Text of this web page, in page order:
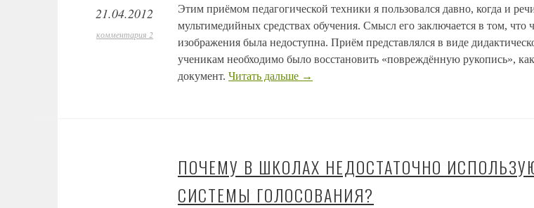
21.04.2012
комментария 2
Этим приёмом педагогической техники я пользовался давно, когда и
мультимедийных средствах обучения. Смысл его заключается в том, что
изображения была недоступна. Приём представлялся в виде
ученикам необходимо было восстановить «повреждённую рукопись»,
документ. Читать дальше →
ПОЧЕМУ В ШКОЛАХ НЕДОСТАТОЧНО
СИСТЕМЫ ГОЛОСОВАНИЯ?